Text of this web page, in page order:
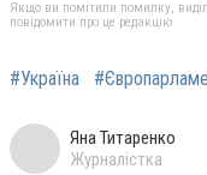
Якщо ви помітили помилку,
повідомити про це редакцію
#Україна
Яна Титаренко
Журналістка